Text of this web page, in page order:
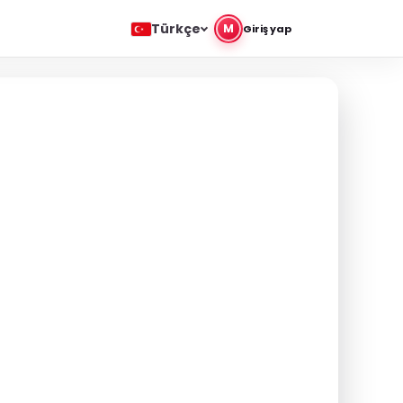
Türkçe M Giriş yap